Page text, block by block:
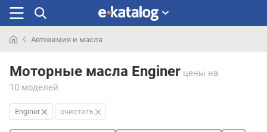
раньше
Автохимия и масла
Моторные масла Enginer цены на
10 моделей
Enginer очистить